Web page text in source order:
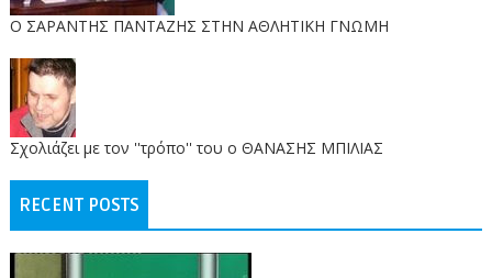
O ΣΑΡΑΝΤΗΣ ΠΑΝΤΑΖΗΣ ΣΤΗΝ ΑΘΛΗΤΙΚΗ ΓΝΩΜΗ
Σχολιάζει με τον ''τρόπο'' του ο ΘΑΝΑΣΗΣ ΜΠΙΛΙΑΣ
RECENT POSTS